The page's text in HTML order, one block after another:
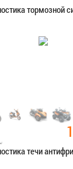
тормозной
Диагностика
течи